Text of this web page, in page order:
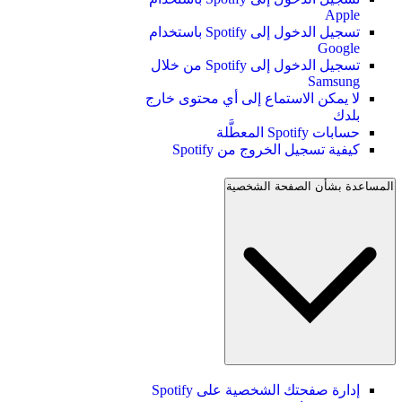
Apple
تسجيل الدخول إلى Spotify باستخدام
Google
تسجيل الدخول إلى Spotify من خلال
Samsung
لا يمكن الاستماع إلى أي محتوى خارج
بلدك
حسابات Spotify المعطَّلة
كيفية تسجيل الخروج من Spotify
المساعدة بشأن الصفحة الشخصية
إدارة صفحتك الشخصية على Spotify